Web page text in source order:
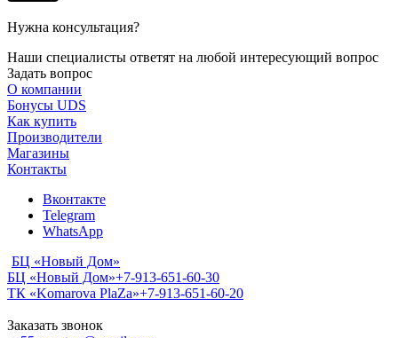
Нужна консультация?
Наши специалисты ответят на любой интересующий вопрос
Задать вопрос
О компании
Бонусы UDS
Как купить
Производители
Магазины
Контакты
Вконтакте
Telegram
WhatsApp
БЦ «Новый Дом»
БЦ «Новый Дом»+7-913-651-60-30
ТК «Komarova PlaZa»+7-913-651-60-20
Заказать звонок